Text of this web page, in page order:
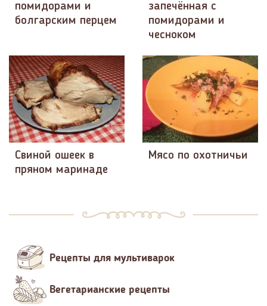
помидорами и
болгарским перцем
запечённая с
помидорами и
чесноком
Свиной ошеек в
пряном маринаде
Мясо по охотничьи
Рецепты для мультиварок
Вегетарианские рецепты